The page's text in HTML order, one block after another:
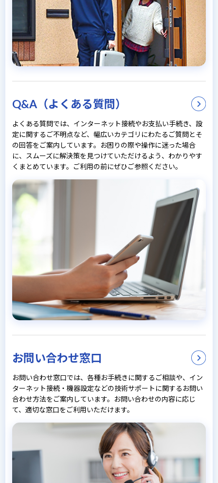
Q&A（よくある質問）
よくある質問では、インターネット接続やお支払い手続き、設
定に関するご不明点など、幅広いカテゴリにわたるご質問とそ
の回答をご案内しています。お困りの際や操作に迷った場合
に、スムーズに解決策を見つけていただけるよう、わかりやす
くまとめています。ご利用の前にぜひご参照ください。
お問い合わせ窓口
お問い合わせ窓口では、各種お手続きに関するご相談や、イン
ターネット接続・機器設定などの技術サポートに関するお問い
合わせ方法をご案内しています。お問い合わせの内容に応じ
て、適切な窓口をご利用いただけます。